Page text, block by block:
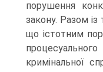
порушення
закону. Разом
що істотним
кримінальної